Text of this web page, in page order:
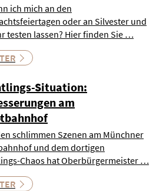
ich mich an den
oder an Silvester und
testen lassen? Hier finden Sie …
Situation:
am
schlimmen Szenen am Münchner
und dem dortigen
Chaos hat Oberbürgermeister …